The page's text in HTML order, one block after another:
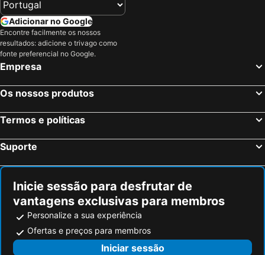
Adicionar no Google
Encontre facilmente os nossos
resultados: adicione o trivago como
fonte preferencial no Google.
Empresa
Os nossos produtos
Termos e políticas
Suporte
Inicie sessão para desfrutar de
vantagens exclusivas para membros
Personalize a sua experiência
Ofertas e preços para membros
Iniciar sessão